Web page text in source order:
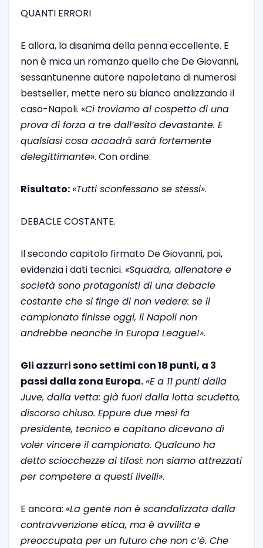
QUANTI ERRORI
E allora, la disanima della penna eccellente. E
non è mica un romanzo quello che De Giovanni,
sessantunenne autore napoletano di numerosi
bestseller, mette nero su bianco analizzando il
caso-Napoli. «Ci troviamo al cospetto di una
prova di forza a tre dall’esito devastante. E
qualsiasi cosa accadrà sarà fortemente
delegittimante». Con ordine:
Risultato:«Tutti sconfessano se stessi».
DEBACLE COSTANTE.
Il secondo capitolo firmato De Giovanni, poi,
evidenzia i dati tecnici. «Squadra, allenatore e
società sono protagonisti di una debacle
costante che si finge di non vedere: se il
campionato finisse oggi, il Napoli non
andrebbe neanche in Europa League!».
Gli azzurri sono settimi con 18 punti, a 3
passi dalla zona Europa.«E a 11 punti dalla
Juve, dalla vetta: già fuori dalla lotta scudetto,
discorso chiuso. Eppure due mesi fa
presidente, tecnico e capitano dicevano di
voler vincere il campionato. Qualcuno ha
detto sciocchezze ai tifosi: non siamo attrezzati
per competere a questi livelli».
E ancora: «La gente non è scandalizzata dalla
contravvenzione etica, ma è avvilita e
preoccupata per un futuro che non c’è. Che